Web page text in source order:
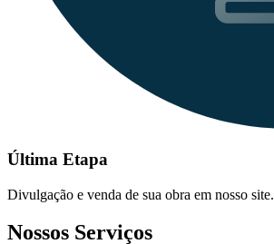
Última Etapa
Divulgação e venda de sua obra em nosso site.
Nossos Serviços